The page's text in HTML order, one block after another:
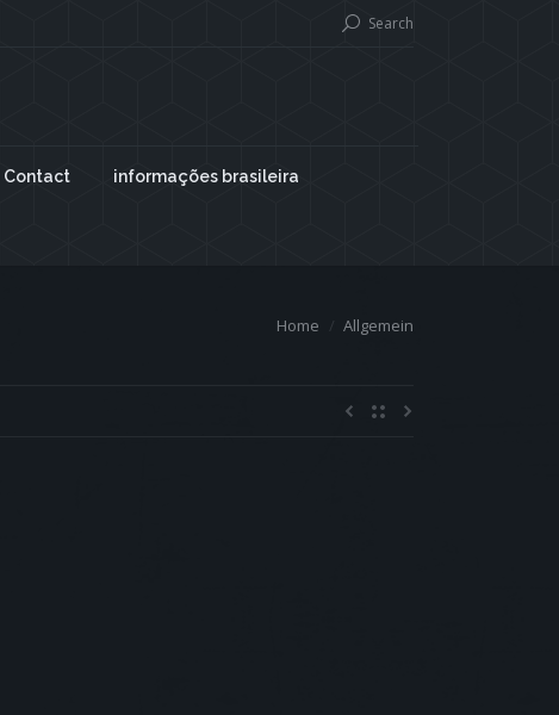
Search
Contact informações brasileira
Home Allgemein